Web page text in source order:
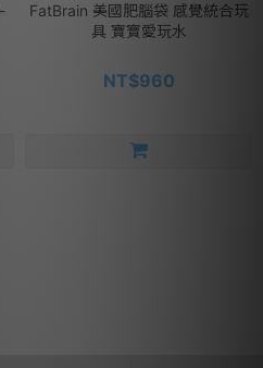
FatBrain 美國肥腦袋 感覺統合玩
具 寶寶愛玩水
NT$960